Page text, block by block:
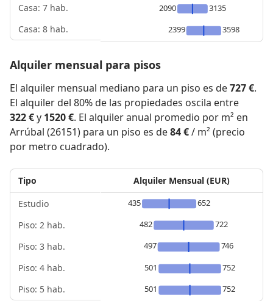
Casa: 7 hab.
Casa: 8 hab.
2090
3135
2399
3598
Alquiler mensual para pisos
El alquiler mensual mediano para un piso es de727 €.
El alquiler del 80% de las propiedades oscila entre
322 €y 1520 €. El alquiler anual promedio por m² en
Arrúbal (26151) para un piso es de84 €/ m² (precio
por metro cuadrado).
Tipo
Estudio
Piso: 2 hab.
Piso: 3 hab.
Piso: 4 hab.
Piso: 5 hab.
Alquiler Mensual (EUR)
435
652
482
722
497
746
501
752
501
752